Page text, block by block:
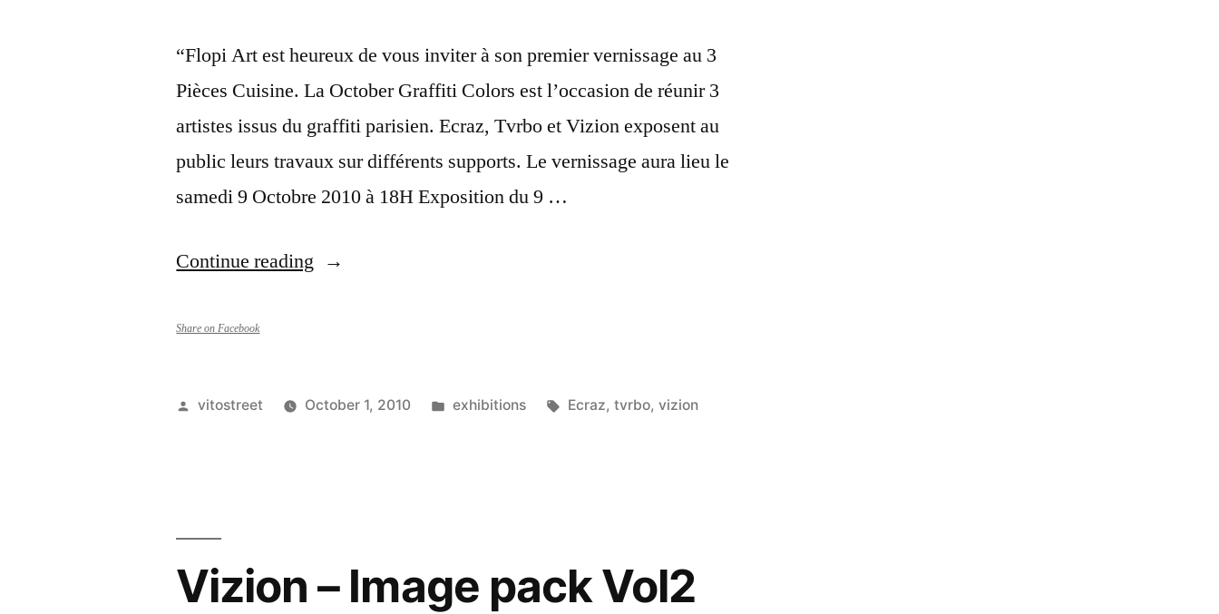
“Flopi Art est heureux de vous inviter à son premier vernissage au 3
Pièces Cuisine. La October Graffiti Colors est l’occasion de réunir 3
artistes issus du graffiti parisien. Ecraz, Tvrbo et Vizion exposent au
public leurs travaux sur différents supports. Le vernissage aura lieu le
samedi 9 Octobre 2010 à 18H Exposition du 9 …
Continue reading “Ecraz,
exposent
Share on Facebook
Posted
vitostreet October 1, 2010
Posted
exhibitions Tags:
Ecraz, tvrbo, vizion
Vizion – Image pack Vol2